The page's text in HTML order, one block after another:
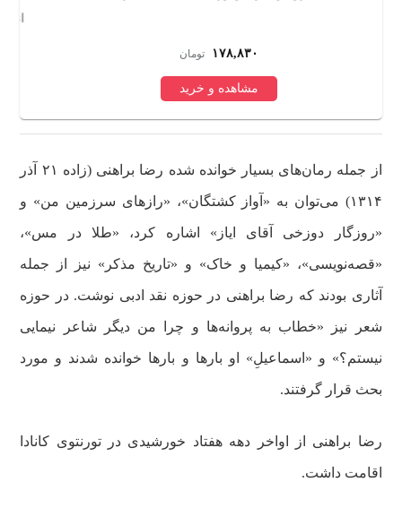
۴۵۹,۰۰۰ تومان
مشاهده و خرید
از جمله رمان‌های بسیار خوانده شده رضا براهنی (زاده ۲۱ آذر
۱۳۱۴) می‌توان به «آواز کشتگان»، «رازهای سرزمین من» و
«روزگار دوزخی آقای ایاز» اشاره کرد، «طلا در مس»،
«قصه‌نویسی»، «کیمیا و خاک» و «تاریخ مذکر» نیز از جمله
آثاری بودند که رضا براهنی در حوزه نقد ادبی نوشت. در حوزه
شعر نیز «خطاب به پروانه‌ها و چرا من دیگر شاعر نیمایی
نیستم؟» و «اسماعیلِ» او بارها و بارها خوانده شدند و مورد
بحث قرار گرفتند.
رضا براهنی از اواخر دهه هفتاد خورشیدی در تورنتوی کانادا
اقامت داشت.